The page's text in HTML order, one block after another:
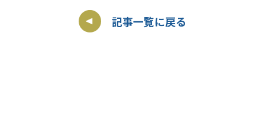
記事一覧に戻る